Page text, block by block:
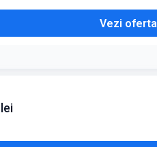
Vezi oferta